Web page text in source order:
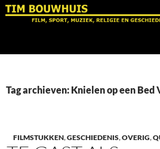
Ga
Tag archieven: Knielen op een Bed
FILMSTUKKEN,GESCHIEDENIS,OVERIG,